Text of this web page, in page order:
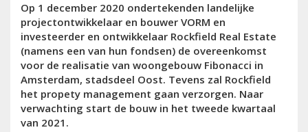
Op 1 december 2020 ondertekenden landelijke
projectontwikkelaar en bouwer VORM en
investeerder en ontwikkelaar Rockfield Real Estate
(namens een van hun fondsen) de overeenkomst
voor de realisatie van woongebouw Fibonacci in
Amsterdam, stadsdeel Oost. Tevens zal Rockfield
het propety management gaan verzorgen. Naar
verwachting start de bouw in het tweede kwartaal
van 2021.